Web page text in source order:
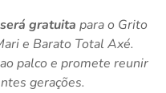
gratuita para o Grito
e Barato Total Axé.
palco e promete reunir
gerações.